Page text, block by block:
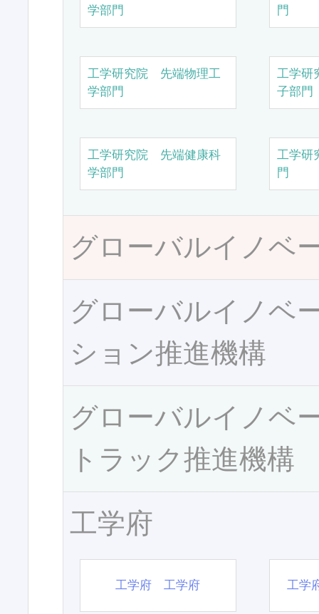
学部門
門
工学研究院 先端物理工
学部門
工学研
子部門
工学研究院 先端健康科
学部門
工学研
門
グローバルイノベ
グローバルイノベ
ション推進機構
グローバルイノベ
トラック推進機構
工学府
工学府 工学府 工学